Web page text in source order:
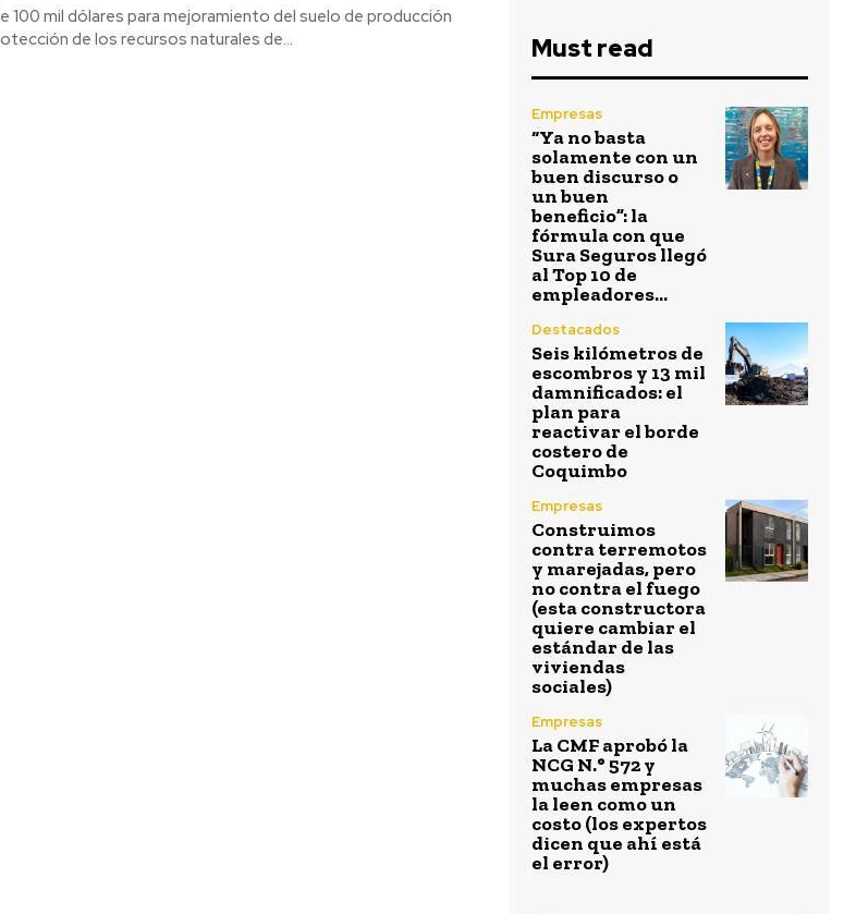
mil dólares para mejoramiento del suelo de producción
de los recursos naturales de...
Must read
Empresas
“Ya no basta
solamente con un
buen discurso o
un buen
beneficio”: la
fórmula con que
Sura Seguros llegó
al Top 10 de
empleadores...
Destacados
Seis kilómetros de
escombros y 13 mil
damnificados: el
plan para
reactivar el borde
costero de
Coquimbo
Empresas
Construimos
contra terremotos
y marejadas, pero
no contra el fuego
(esta constructora
quiere cambiar el
estándar de las
viviendas
sociales)
Empresas
La CMF aprobó la
NCG N.° 572 y
muchas empresas
la leen como un
costo (los expertos
dicen que ahí está
el error)